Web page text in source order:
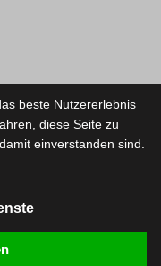
beste Nutzererlebnis
diese Seite zu
einverstanden sind.